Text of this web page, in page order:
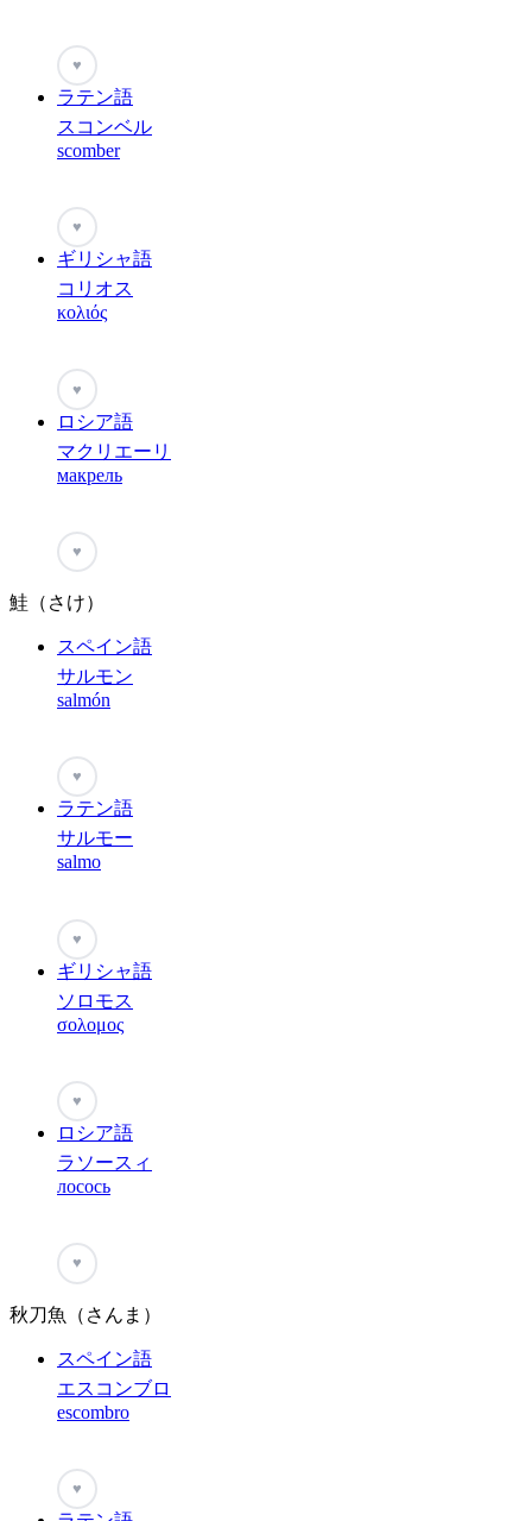
♥
ラテン語
スコンベル
scomber
♥
ギリシャ語
コリオス
κολιός
♥
ロシア語
マクリエーリ
макрель
♥
鮭（さけ）
スペイン語
サルモン
salmón
♥
ラテン語
サルモー
salmo
♥
ギリシャ語
ソロモス
σολομος
♥
ロシア語
ラソースィ
лосось
♥
秋刀魚（さんま）
スペイン語
エスコンブロ
escombro
♥